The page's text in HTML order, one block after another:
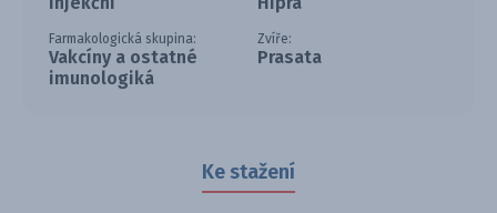
Farmakologická skupina:
Vakcíny a ostatné
imunologiká
Zvíře:
Prasata
Ke stažení